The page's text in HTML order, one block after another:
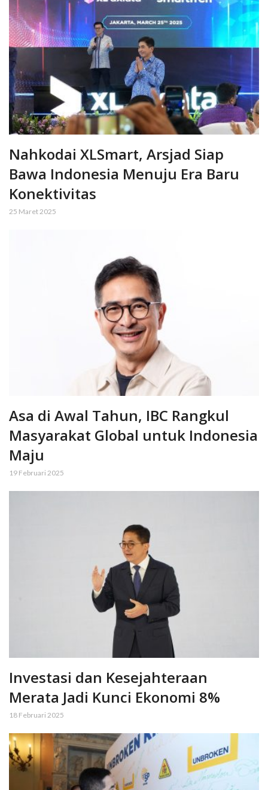
Nahkodai XLSmart, Arsjad Siap
Bawa Indonesia Menuju Era Baru
Konektivitas
25 Maret 2025
Asa di Awal Tahun, IBC Rangkul
Masyarakat Global untuk Indonesia
Maju
19 Februari 2025
Investasi dan Kesejahteraan
Merata Jadi Kunci Ekonomi 8%
18 Februari 2025